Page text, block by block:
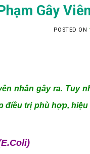
Gây
POSTED ON
nhân gây ra. Tuy
điều trị phù hợp,